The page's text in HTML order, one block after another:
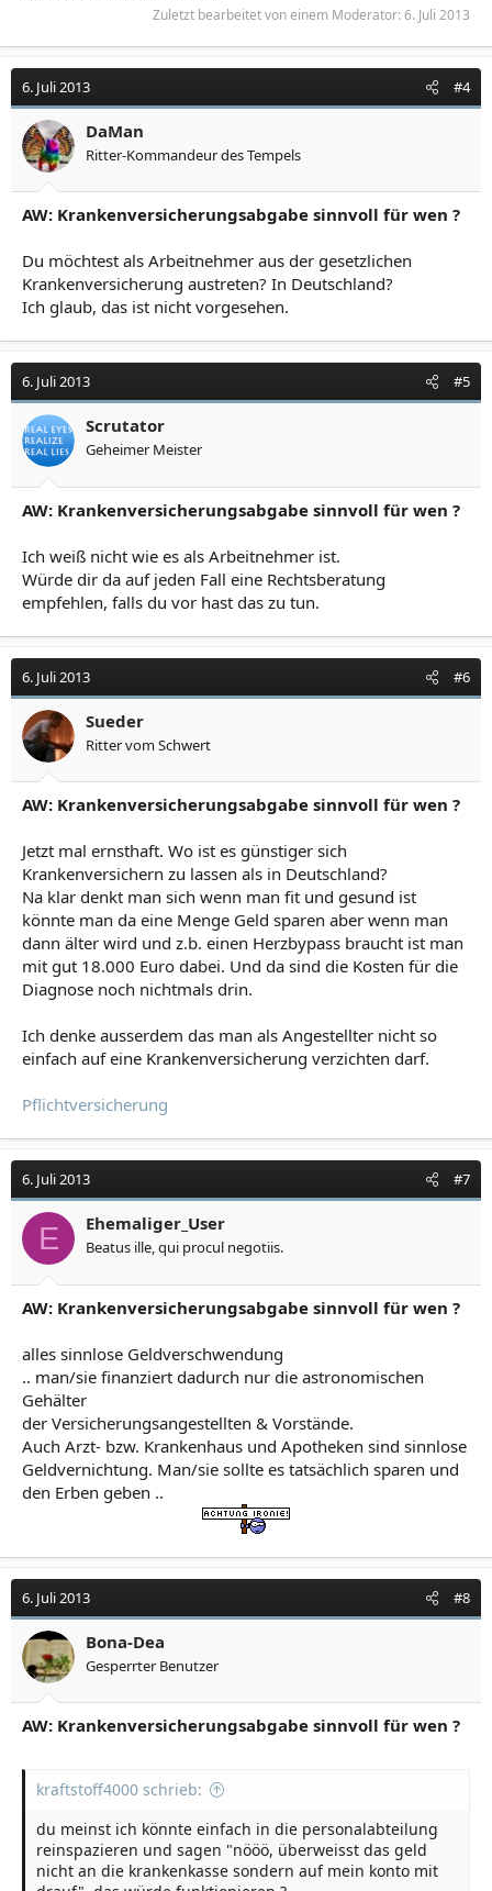
Zuletzt bearbeitet von einem Moderator: 6. Juli 2013
6. Juli 2013 #4
DaMan
Ritter-Kommandeur des Tempels
AW: Krankenversicherungsabgabe sinnvoll für wen ?
Du möchtest als Arbeitnehmer aus der gesetzlichen
Krankenversicherung austreten? In Deutschland?
Ich glaub, das ist nicht vorgesehen.
6. Juli 2013 #5
Scrutator
Geheimer Meister
AW: Krankenversicherungsabgabe sinnvoll für wen ?
Ich weiß nicht wie es als Arbeitnehmer ist.
Würde dir da auf jeden Fall eine Rechtsberatung
empfehlen, falls du vor hast das zu tun.
6. Juli 2013 #6
Sueder
Ritter vom Schwert
AW: Krankenversicherungsabgabe sinnvoll für wen ?
Jetzt mal ernsthaft. Wo ist es günstiger sich
Krankenversichern zu lassen als in Deutschland?
Na klar denkt man sich wenn man fit und gesund ist
könnte man da eine Menge Geld sparen aber wenn man
dann älter wird und z.b. einen Herzbypass braucht ist man
mit gut 18.000 Euro dabei. Und da sind die Kosten für die
Diagnose noch nichtmals drin.
Ich denke ausserdem das man als Angestellter nicht so
einfach auf eine Krankenversicherung verzichten darf.
Pflichtversicherung
6. Juli 2013 #7
E Ehemaliger_User
Beatus ille, qui procul negotiis.
AW: Krankenversicherungsabgabe sinnvoll für wen ?
alles sinnlose Geldverschwendung
.. man/sie finanziert dadurch nur die astronomischen
Gehälter
der Versicherungsangestellten & Vorstände.
Auch Arzt- bzw. Krankenhaus und Apotheken sind sinnlose
Geldvernichtung. Man/sie sollte es tatsächlich sparen und
den Erben geben ..
6. Juli 2013 #8
Bona-Dea
Gesperrter Benutzer
AW: Krankenversicherungsabgabe sinnvoll für wen ?
kraftstoff4000 schrieb:
du meinst ich könnte einfach in die personalabteilung
reinspazieren und sagen "nööö, überweisst das geld
nicht an die krankenkasse sondern auf mein konto mit